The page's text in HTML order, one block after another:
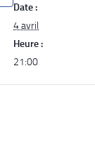
Date :
4 avril
Heure :
21:00